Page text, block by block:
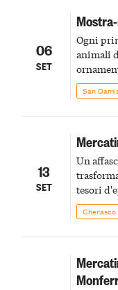
06
SET
Ogni
animali
animali,
San
13
SET
Un
tesori
Cherasco